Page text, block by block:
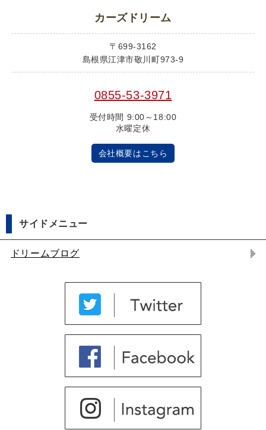
カーズドリーム
〒699-3162
島根県江津市敬川町973-9
0855-53-3971
受付時間 9:00～18:00
水曜定休
会社概要はこちら
サイドメニュー
ドリームブログ